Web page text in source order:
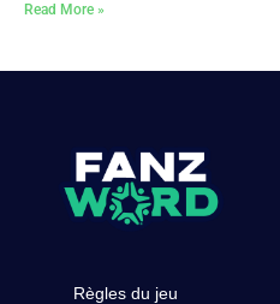
Read More »
Règles du jeu